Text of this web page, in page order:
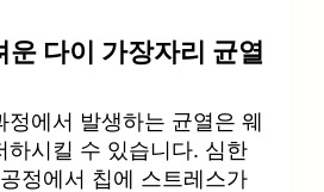
운 다이 가장자리 균열
정에서 발생하는 균열은 웨
하시킬 수 있습니다. 심한
정에서 칩에 스트레스가